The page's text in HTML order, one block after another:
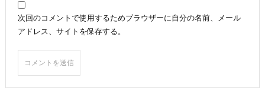
次回のコメントで使用するためブラウザーに自分の名前、メール
アドレス、サイトを保存する。